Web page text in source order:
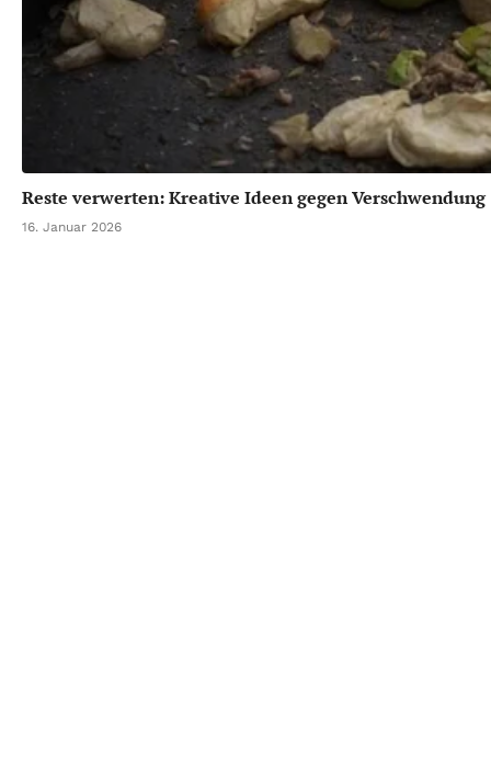
Reste verwerten: Kreative Ideen gegen Verschwendung
16. Januar 2026